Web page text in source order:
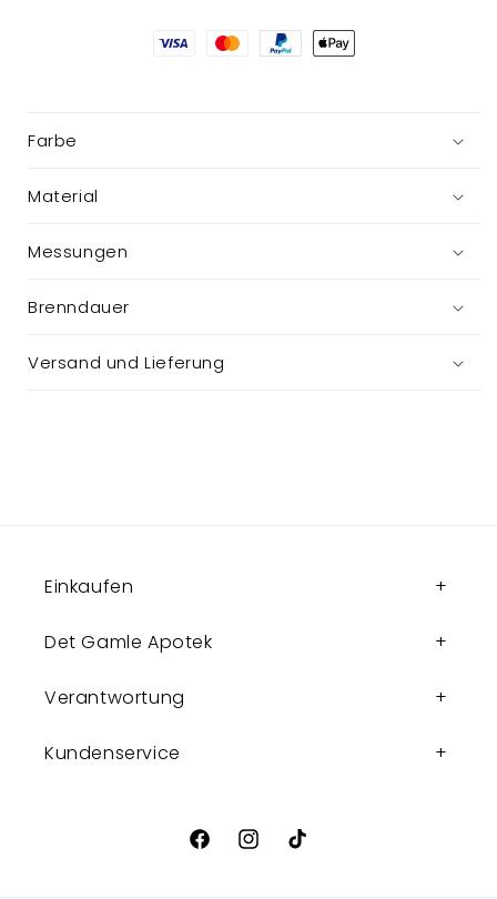
Glas
Farbe
Material
Messungen
Brenndauer
Versand und Lieferung
Einkaufen
Det Gamle Apotek
Verantwortung
Kundenservice
FacebookInstagram
TikTok